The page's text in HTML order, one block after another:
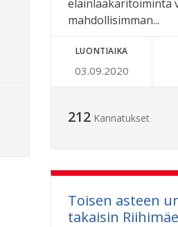
eläinlääkäritoiminta
mahdollisimman...
LUONTIAIKA
03.09.2020
212 Kannatukset
Toisen asteen
takaisin